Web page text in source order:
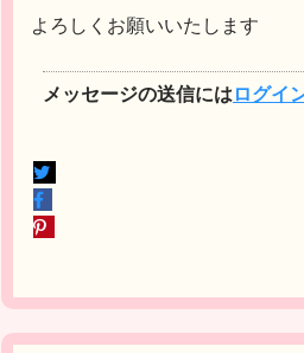
よろしくお願いいたします
メッセージの送信にはログイ